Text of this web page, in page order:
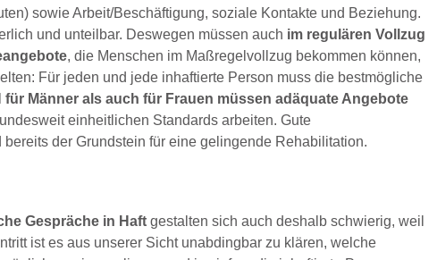
sowie Arbeit/Beschäftigung, soziale Kontakte und Beziehung.
und unteilbar. Deswegen müssen auch im regulären Vollzug
, die Menschen im Maßregelvollzug bekommen können,
Für jeden und jede inhaftierte Person muss die bestmögliche
für Männer als auch für Frauen müssen adäquate Angebote
einheitlichen Standards arbeiten. Gute
der Grundstein für eine gelingende Rehabilitation.
Gespräche in Haft gestalten sich auch deshalb schwierig, weil
ist es aus unserer Sicht unabdingbar zu klären, welche